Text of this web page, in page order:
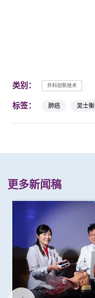
类别： 外科创新技术
标签： 肺癌 吴士衡
更多新闻稿